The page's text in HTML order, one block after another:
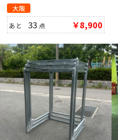
大阪
あと33 点 ￥8,900